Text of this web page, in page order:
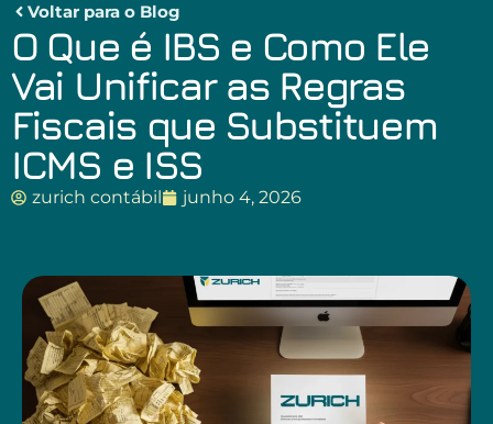
Voltar para o Blog
O Que é IBS e Como Ele
Vai Unificar as Regras
Fiscais que Substituem
ICMS e ISS
zurich contábil junho 4, 2026